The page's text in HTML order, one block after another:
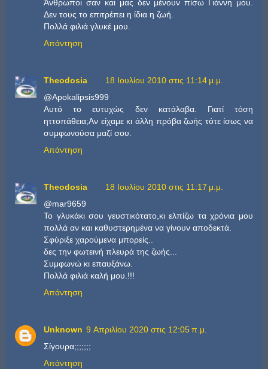
Άνθρωποι σαν και μας δεν μένουν πίσω Γιάννη μου.
Δεν τους το επιτρέπει η ίδια η ζωή.
Πολλά φιλιά γλυκέ μου.
Απάντηση
Theodosia
18 Ιουλίου 2010 στις 11:14 μ.μ.
@Apokalipsis999
Αυτό το ευτυχώς δεν κατάλαβα. Γιατί τόση
ηττοπάθεια;Αν είχαμε κι άλλη πρόβα ζωής τότε ίσως να
συμφωνούσα μαζί σου.
Απάντηση
Theodosia
18 Ιουλίου 2010 στις 11:17 μ.μ.
@mar9659
Το γλυκάκι σου γευστικότατο,κι ελπίζω τα χρόνια μου
πολλά αν και καθυστερημένα να γίνουν αποδεκτά.
Σφύριξε χαρούμενα μπορείς..
δες την φωτεινή πλευρά της ζωής...
Συμφωνώ κι επαυξάνω.
Πολλά φιλιά καλή μου.!!!
Απάντηση
Unknown 9 Απριλίου 2020 στις 12:05 π.μ.
Σίγουρα;;;;;;;
Απάντηση